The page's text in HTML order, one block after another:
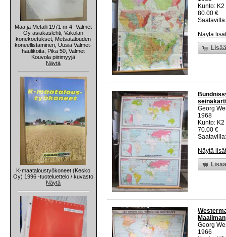
Maa ja Metalli 1971 nr 4 -Valmet
Oy asiakaslehti, Vakolan
konekoetukset, Metsätalouden
koneellistaminen, Uusia Valmet-
haulikoita, Pika 50, Valmet
Kouvola piirimyyjä
Näytä
K-maataloustyökoneet (Kesko
Oy) 1996 -tuoteluettelo / kuvasto
Näytä
Kunto:
80.00 €
Näytä
Georg
1968
Kunto:
70.00 €
Näytä
Georg
1966